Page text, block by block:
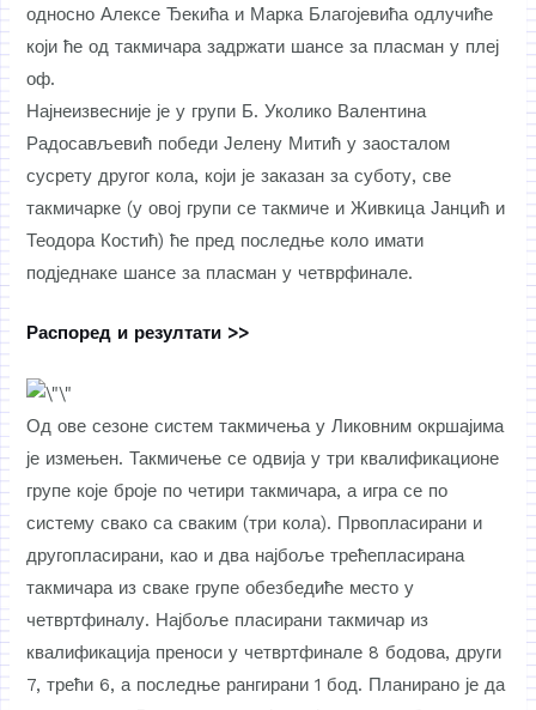
односно Алексе Ђекића и Марка Благојевића одлучиће
који ће од такмичара задржати шансе за пласман у плеј
оф.
Најнеизвесније је у групи Б. Уколико Валентина
Радосављевић победи Јелену Митић у заосталом
сусрету другог кола, који је заказан за суботу, све
такмичарке (у овој групи се такмиче и Живкица Јанцић и
Теодора Костић) ће пред последње коло имати
подједнаке шансе за пласман у четврфинале.
Распоред и резултати >>
Од ове сезоне систем такмичења у Ликовним окршајима
је измењен. Такмичење се одвија у три квалификационе
групе које броје по четири такмичара, а игра се по
систему свако са сваким (три кола). Првопласирани и
другопласирани, као и два најбоље трећепласирана
такмичара из сваке групе обезбедиће место у
четвртфиналу. Најбоље пласирани такмичар из
квалификација преноси у четвртфинале 8 бодова, други
7, трећи 6, а последње рангирани 1 бод. Планирано је да